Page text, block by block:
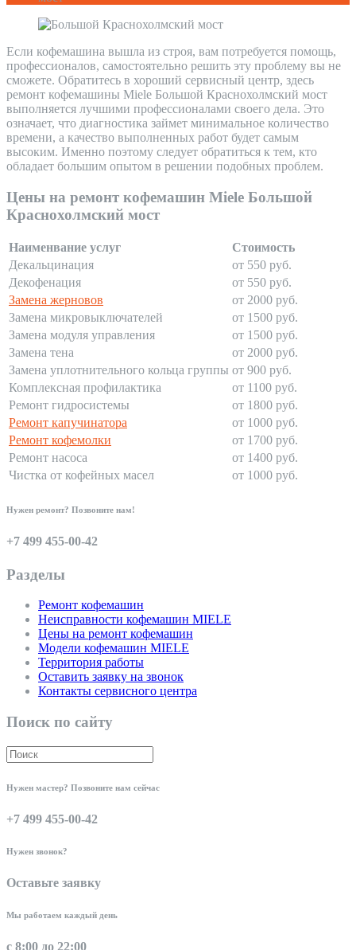
Если кофемашина вышла из строя, вам потребуется помощь,
профессионалов, самостоятельно решить эту проблему вы не
сможете. Обратитесь в хороший сервисный центр, здесь
ремонт кофемашины Miele Большой Краснохолмский мост
выполняется лучшими профессионалами своего дела. Это
означает, что диагностика займет минимальное количество
времени, а качество выполненных работ будет самым
высоким. Именно поэтому следует обратиться к тем, кто
обладает большим опытом в решении подобных проблем.
Цены на ремонт кофемашин Miele Большой
Краснохолмский мост
Наименвание услуг
Стоимость
Декальцинация
от 550 руб.
Декофенация
от 550 руб.
Замена жерновов
от 2000 руб.
Замена микровыключателей
от 1500 руб.
Замена модуля управления
от 1500 руб.
Замена тена
от 2000 руб.
Замена уплотнительного кольца группы от 900 руб.
Комплексная профилактика
от 1100 руб.
Ремонт гидросистемы
от 1800 руб.
Ремонт капучинатора
от 1000 руб.
Ремонт кофемолки
от 1700 руб.
Ремонт насоса
от 1400 руб.
Чистка от кофейных масел
от 1000 руб.
Нужен ремонт? Позвоните нам!
+7 499 455-00-42
Разделы
Ремонт кофемашин
Неисправности кофемашин MIELE
Цены на ремонт кофемашин
Модели кофемашин MIELE
Территория работы
Оставить заявку на звонок
Контакты сервисного центра
Поиск по сайту
Нужен мастер? Позвоните нам сейчас
+7 499 455-00-42
Нужен звонок?
Оставьте заявку
Мы работаем каждый день
с 8:00 до 22:00